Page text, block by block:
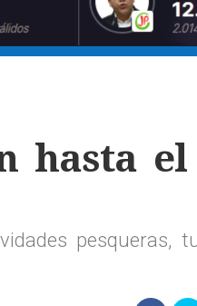
hasta
pesqueras,